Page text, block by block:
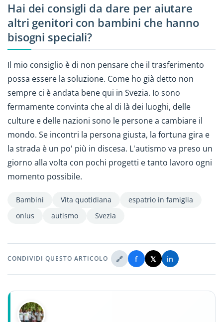
Hai dei consigli da dare per aiutare
altri genitori con bambini che hanno
bisogni speciali?
Il mio consiglio è di non pensare che il trasferimento
possa essere la soluzione. Come ho già detto non
sempre ci è andata bene qui in Svezia. Io sono
fermamente convinta che al di là dei luoghi, delle
culture e delle nazioni sono le persone a cambiare il
mondo. Se incontri la persona giusta, la fortuna gira e
la strada è un po' più in discesa. L'autismo va preso un
giorno alla volta con pochi progetti e tanto lavoro ogni
momento possibile.
Bambini Vita quotidiana
espatrio in famiglia
onlus
autismo Svezia
CONDIVIDI QUESTO ARTICOLO 🔗 f 𝕏 in